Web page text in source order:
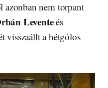
azonban nem torpant
Leventeés
visszaállt a hétgólos